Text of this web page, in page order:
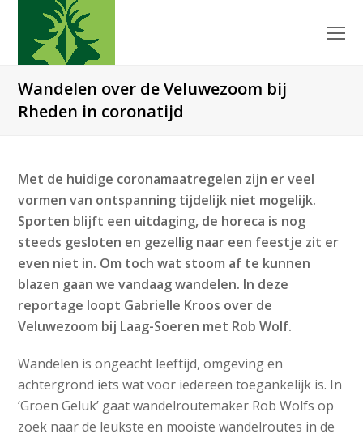
Wandelen over de Veluwezoom bij
Rheden in coronatijd
Met de huidige coronamaatregelen zijn er veel
vormen van ontspanning tijdelijk niet mogelijk.
Sporten blijft een uitdaging, de horeca is nog
steeds gesloten en gezellig naar een feestje zit er
even niet in. Om toch wat stoom af te kunnen
blazen gaan we vandaag wandelen. In deze
reportage loopt Gabrielle Kroos over de
Veluwezoom bij Laag-Soeren met Rob Wolf.
Wandelen is ongeacht leeftijd, omgeving en
achtergrond iets wat voor iedereen toegankelijk is. In
‘Groen Geluk’ gaat wandelroutemaker Rob Wolfs op
zoek naar de leukste en mooiste wandelroutes in de